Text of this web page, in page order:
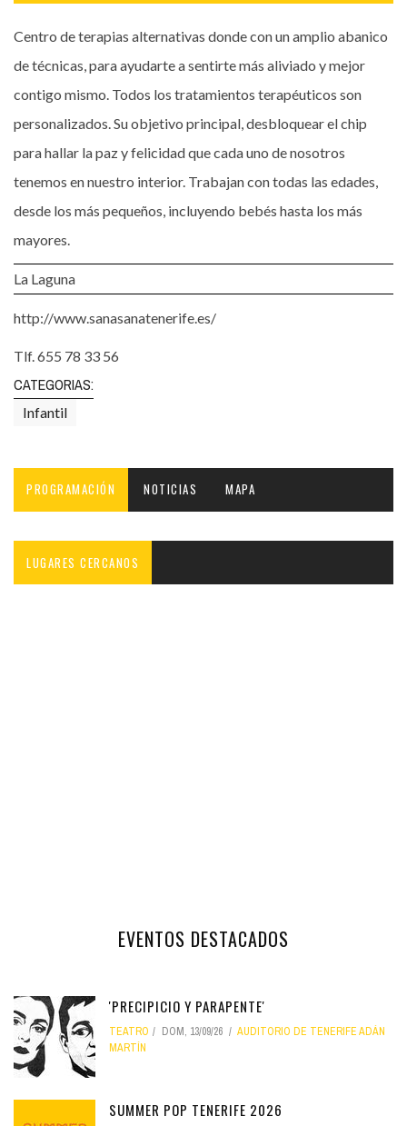
Centro de terapias alternativas donde con un amplio abanico
de técnicas, para ayudarte a sentirte más aliviado y mejor
contigo mismo. Todos los tratamientos terapéuticos son
personalizados. Su objetivo principal, desbloquear el chip
para hallar la paz y felicidad que cada uno de nosotros
tenemos en nuestro interior. Trabajan con todas las edades,
desde los más pequeños, incluyendo bebés hasta los más
mayores.
La Laguna
http://www.sanasanatenerife.es/
Tlf. 655 78 33 56
CATEGORIAS:
Infantil
PROGRAMACIÓN NOTICIAS MAPA
LUGARES CERCANOS
EVENTOS DESTACADOS
'PRECIPICIO Y PARAPENTE'
TEATRO DOM, 13/09/26
AUDITORIO DE TENERIFE ADÁN
MARTÍN
SUMMER POP TENERIFE 2026